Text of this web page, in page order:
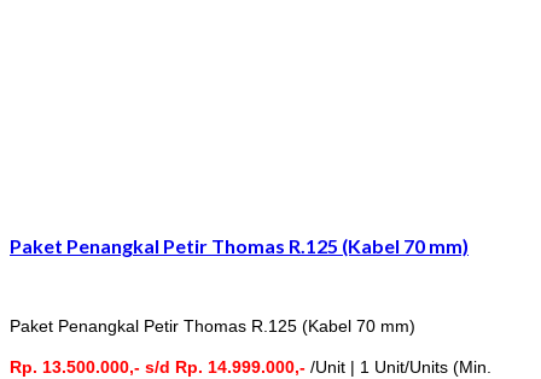
Paket Penangkal Petir Thomas R.125 (Kabel 70 mm)
Paket Penangkal Petir Thomas R.125 (Kabel 70 mm)
Rp. 13.500.000,- s/d Rp. 14.999.000,- /Unit | 1 Unit/Units (Min.